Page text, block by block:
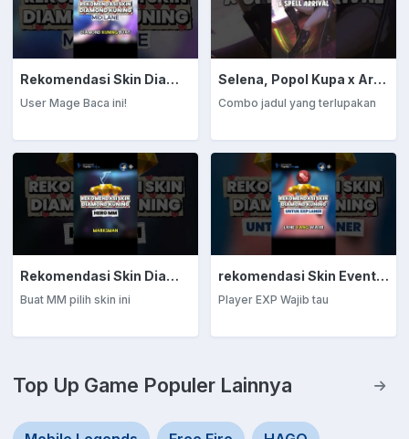
Rekomendasi Skin Diamond Kuning: Mage
User Mage Baca ini!
Selena, Popol Kupa x Arrival
Combo jadul yang terlupakan
Rekomendasi Skin Diamond Kuning: Marksman
Buat MM pilih skin ini
rekomendasi Skin Event Diamond Kuning: EXP Laner
Player EXP Wajib tau
Top Up Game Populer Lainnya